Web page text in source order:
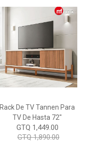
Rack De TV Tannen Para
TV De Hasta 72"
GTQ 1,449.00
GTQ 1,890.00